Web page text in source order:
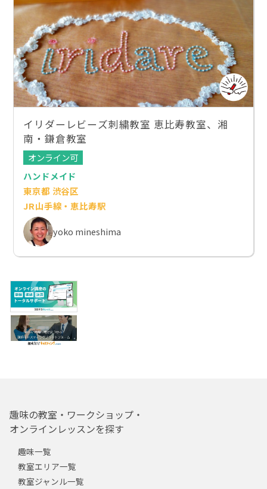
イリダーレビーズ刺繍教室 恵比寿教室、湘
南・鎌倉教室
オンライン可
ハンドメイド
東京都 渋谷区
JR山手線・恵比寿駅
yoko mineshima
趣味の教室・ワークショップ・
オンラインレッスンを探す
趣味一覧
教室エリア一覧
教室ジャンル一覧